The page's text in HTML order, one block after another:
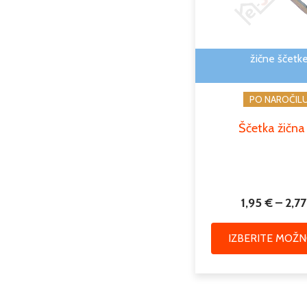
žične ščetke
PO
Ščetka žična
1,95€–
IZBERITE